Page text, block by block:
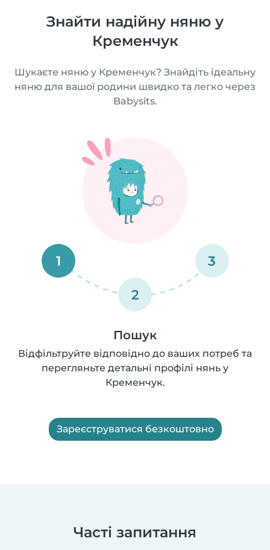
Знайти надійну няню у
Кременчук
Шукаєте няню у Кременчук? Знайдіть ідеальну
няню для вашої родини швидко та легко через
Babysits.
1
2
3
Пошук
Відфільтруйте відповідно до ваших потреб та
перегляньте детальні профілі нянь у
Кременчук.
Зареєструватися безкоштовно
Часті запитання